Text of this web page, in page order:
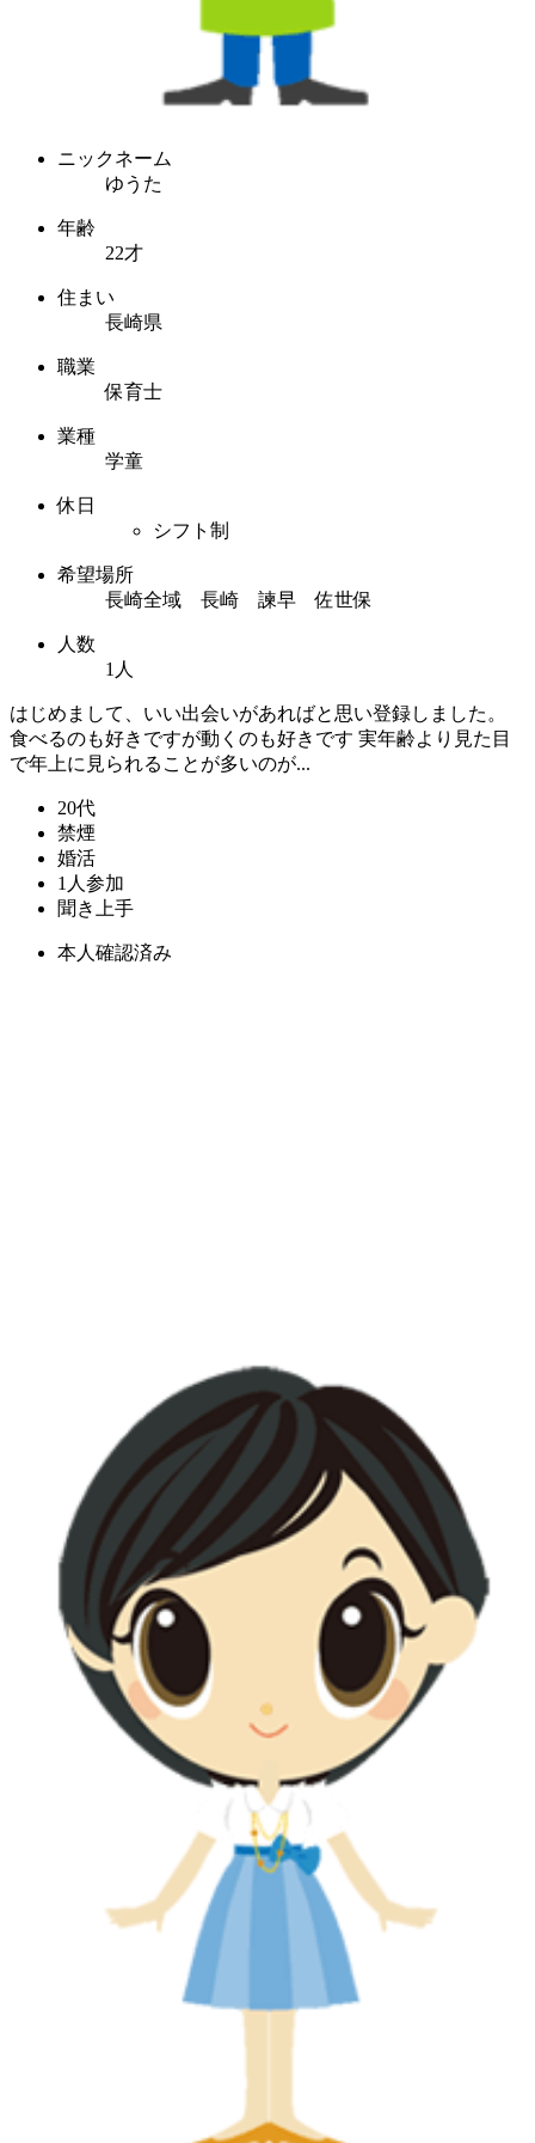
ニックネーム
ゆうた
年齢
22才
住まい
長崎県
職業
保育士
業種
学童
休日
シフト制
希望場所
長崎全域 長崎 諫早 佐世保
人数
1人
はじめまして、いい出会いがあればと思い登録しました。
食べるのも好きですが動くのも好きです 実年齢より見た目
で年上に見られることが多いのが...
20代
禁煙
婚活
1人参加
聞き上手
本人確認済み